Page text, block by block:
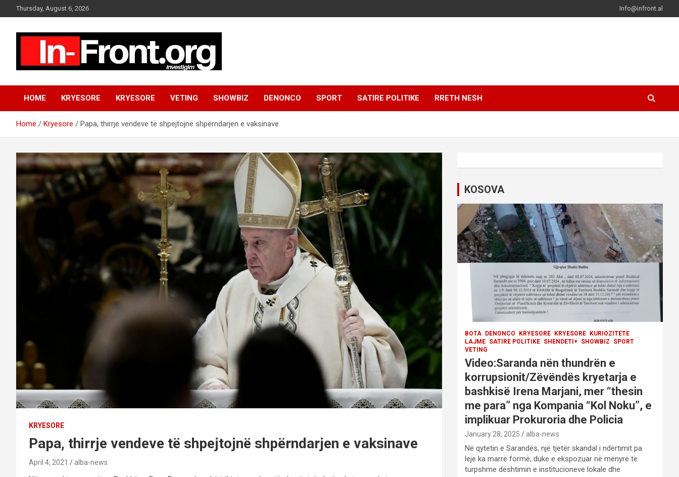
k
e
Thursday, August 6, 2026 Info@infront.al
HOME KRYESORE KRYESORE VETING SHOWBIZ DENONCO SPORT SATIRE POLITIKE RRETH NESH
Home Kryesore Papa, thirrje vendeve të shpejtojnë shpërndarjen e vaksinave
KRYESORE
Papa, thirrje vendeve të shpejtojnë shpërndarjen e vaksinave
April 4, 2021 alba-news
KOSOVA
BOTA DENONCO KRYESORE KRYESORE
KURIOZITETE
LAJME SATIRE POLITIKE SHENDETI+ SHOWBIZ
SPORT
VETING
Video:Saranda nën thundrën e
korrupsionit/Zëvëndës kryetarja e
bashkisë Irena Marjani, mer “thesin
me para” nga Kompania “Kol Noku”, e
implikuar Prokuroria dhe Policia
January 28, 2025 alba-news
Në qytetin e Sarandës, një tjetër skandal i ndërtimit pa
leje ka marrë formë, duke e ekspozuar në mënyrë të
turpshme dështimin e institucioneve lokale dhe